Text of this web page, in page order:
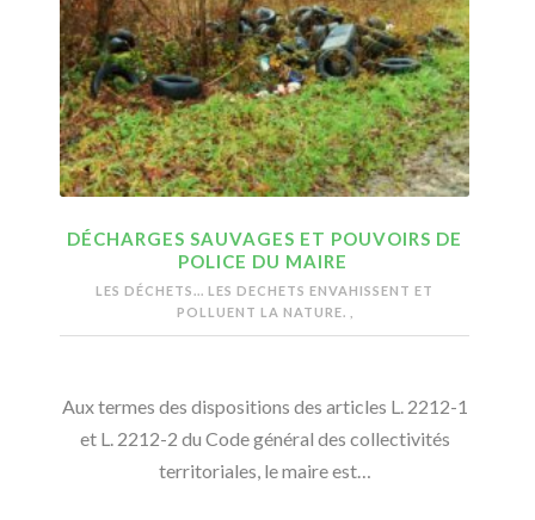
DÉCHARGES SAUVAGES ET POUVOIRS DE
POLICE DU MAIRE
LES DÉCHETS... LES DECHETS ENVAHISSENT ET
POLLUENT LA NATURE.
Aux termes des dispositions des articles L. 2212-1
et L. 2212-2 du Code général des collectivités
territoriales, le maire est…